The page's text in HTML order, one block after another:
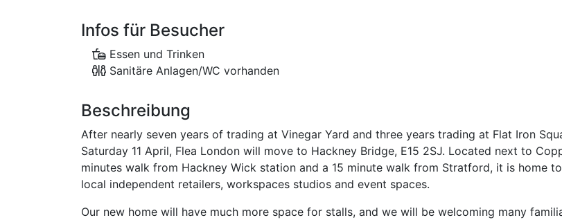
Infos für Besucher
Essen und Trinken
Sanitäre Anlagen/WC vorhanden
Beschreibung
After nearly seven years of trading at Vinegar Yard and three years trading at Flat Iron
Saturday 11 April, Flea London will move to Hackney Bridge, E15 2SJ. Located next to
minutes walk from Hackney Wick station and a 15 minute walk from Stratford, it is home
local independent retailers, workspaces studios and event spaces.
Our new home will have much more space for stalls, and we will be welcoming many